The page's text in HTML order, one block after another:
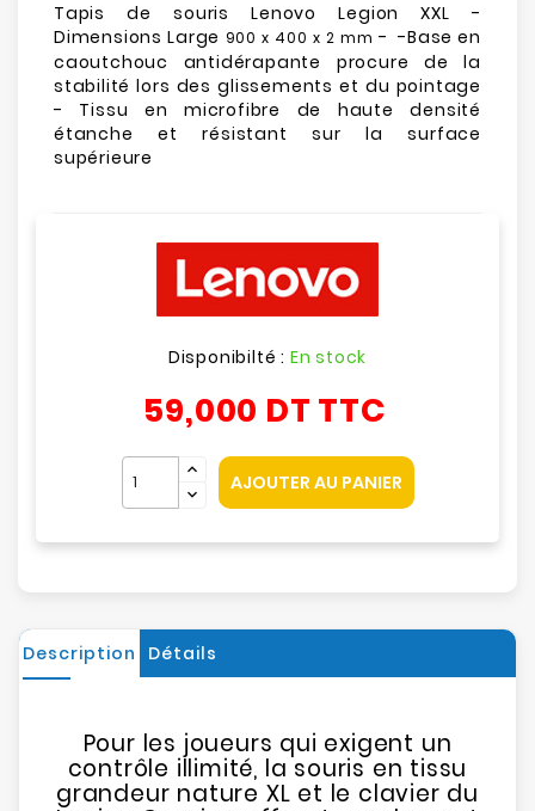
Tapis de souris Lenovo Legion XXL -
Dimensions Large 900 x 400 x 2 mm - -Base en
caoutchouc antidérapante procure de la
stabilité lors des glissements et du pointage
- Tissu en microfibre de haute densité
étanche et résistant sur la surface
supérieure
Disponibilté : En stock
59,000 DT TTC
AJOUTER AU PANIER
Description Détails
Pour les joueurs qui exigent un
contrôle illimité, la souris en tissu
grandeur nature XL et le clavier du